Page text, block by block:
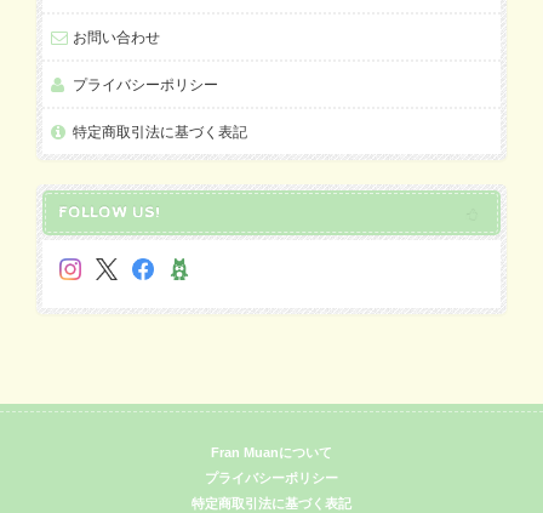
お問い合わせ
プライバシーポリシー
特定商取引法に基づく表記
FOLLOW US!
Fran Muanについて
プライバシーポリシー
特定商取引法に基づく表記